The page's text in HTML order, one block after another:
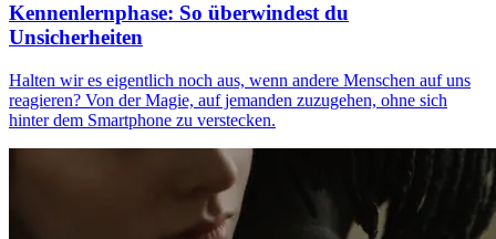
Kennenlernphase: So überwindest du
Unsicherheiten
Halten wir es eigentlich noch aus, wenn andere Menschen auf uns
reagieren? Von der Magie, auf jemanden zuzugehen, ohne sich
hinter dem Smartphone zu verstecken.